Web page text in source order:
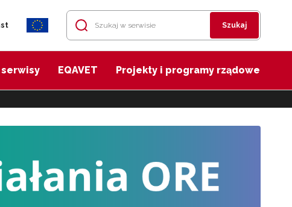
Szukaj
serwisy EQAVET Projekty i programy rządowe